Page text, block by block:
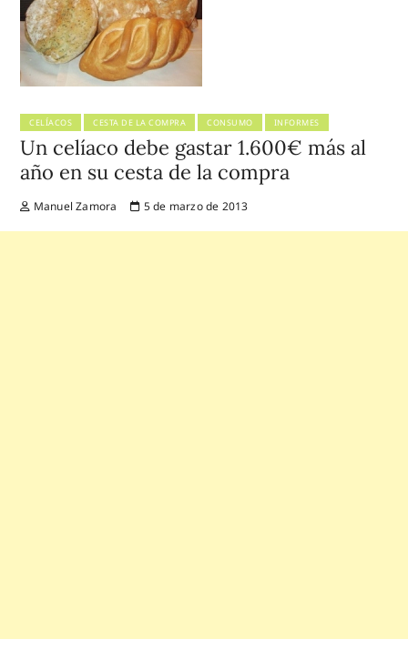
CELÍACOS CESTA DE LA COMPRA CONSUMO INFORMES
Un celíaco debe gastar 1.600€ más al
año en su cesta de la compra
Manuel Zamora 5 de marzo de 2013